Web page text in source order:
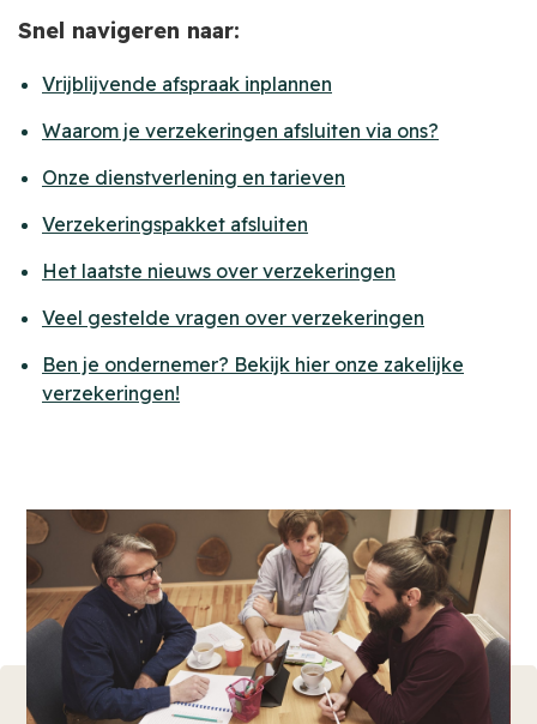
Snel navigeren naar:
Vrijblijvende afspraak inplannen
Waarom je verzekeringen afsluiten via ons?
Onze dienstverlening en tarieven
Verzekeringspakket afsluiten
Het laatste nieuws over verzekeringen
Veel gestelde vragen over verzekeringen
Ben je ondernemer? Bekijk hier onze zakelijke
verzekeringen!